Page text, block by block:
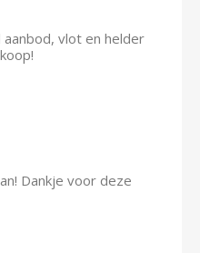
vlot en helder
Dankje voor deze